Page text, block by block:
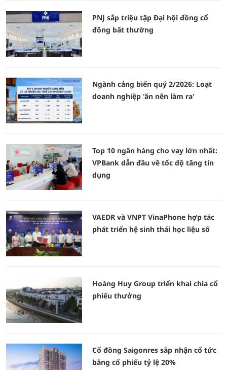
PNJ sắp triệu tập Đại hội đồng cổ
đông bất thường
Ngành cảng biển quý 2/2026: Loạt
doanh nghiệp 'ăn nên làm ra'
Top 10 ngân hàng cho vay lớn nhất:
VPBank dẫn đầu về tốc độ tăng tín
dụng
VAEDR và VNPT VinaPhone hợp tác
phát triển hệ sinh thái học liệu số
Hoàng Huy Group triển khai chia cổ
phiếu thưởng
Cổ đông Saigonres sắp nhận cổ tức
bằng cổ phiếu tỷ lệ 20%